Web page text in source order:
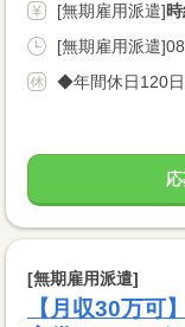
[無期雇用派遣]
[無期雇用派遣
[無期雇用派遣]
【月収30万可